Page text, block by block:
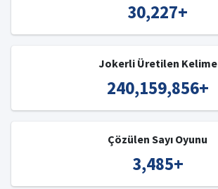
30,227+
Jokerli Üretilen Kelime
240,159,856+
Çözülen Sayı Oyunu
3,485+